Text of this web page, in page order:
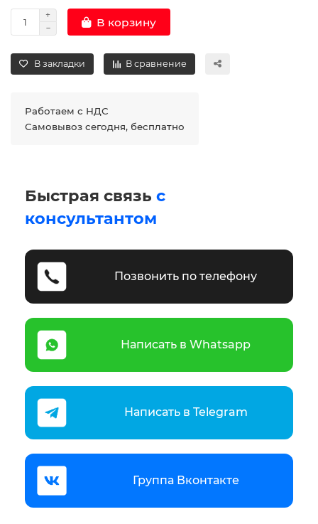
В корзину
В закладки В сравнение
Работаем с НДС
Самовывоз сегодня, бесплатно
Быстрая связь с
консультантом
Позвонить по телефону
Написать в Whatsapp
Написать в Telegram
Группа Вконтакте